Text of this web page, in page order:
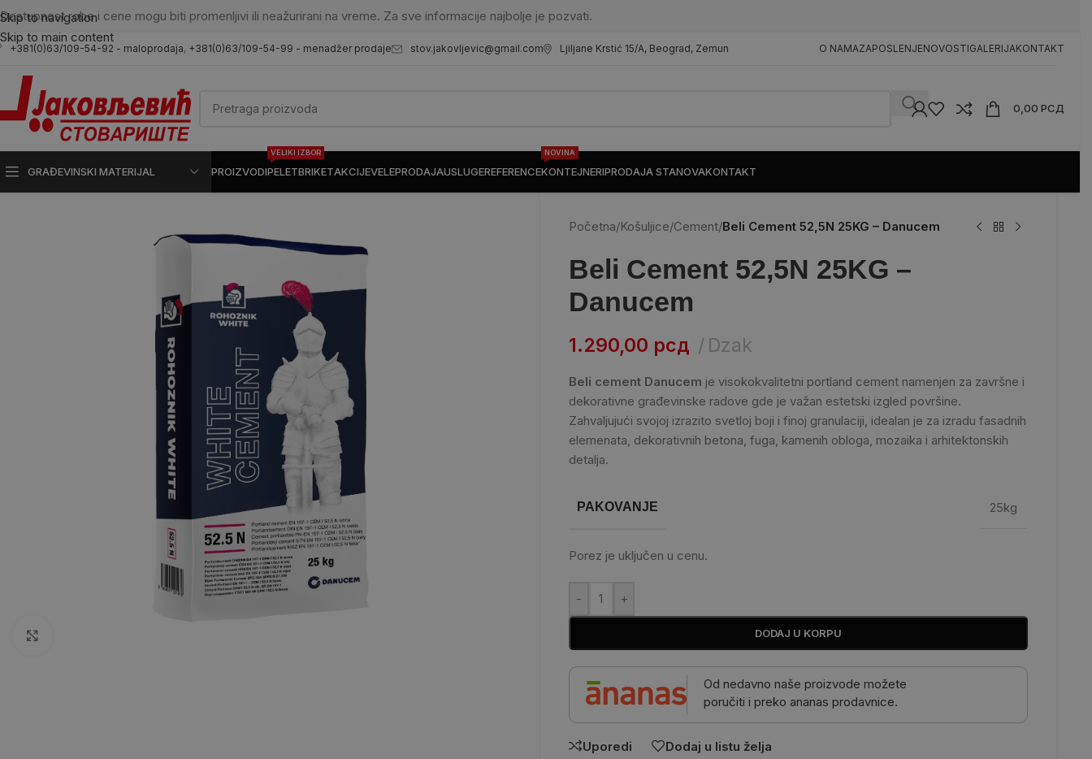
Skip to navigation
Skip to main content
Dostupnost robe i cene mogu biti promenljivi ili neažurirani na vreme. Za sve informacije najbolje je pozvati.
+381(0)63/109-54-92 - maloprodaja, +381(0)63/109-54-99 - menadžer prodaje stov.jakovljevic@gmail.com Ljiljane Krstić 15/A, Beograd, Zemun O NAMAZAPOSLENJENOVOSTIGALERIJAKONTAKT
0,00 РСД
GRAĐEVINSKI MATERIJAL PROIZVODIPELET
VELIKI IZBOR
BRIKETAKCIJEVELEPRODAJAUSLUGEREFERENCEKONTEJNERI
NOVINA
PRODAJA STANOVAKONTAKT
Početna/Košuljice/Cement/Beli Cement 52,5N 25KG – Danucem
Beli Cement 52,5N 25KG –
Danucem
1.290,00 рсд Dzak
Beli cement Danucem je visokokvalitetni portland cement namenjen za završne i
dekorativne građevinske radove gde je važan estetski izgled površine.
Zahvaljujući svojoj izrazito svetloj boji i finoj granulaciji, idealan je za izradu fasadnih
elemenata, dekorativnih betona, fuga, kamenih obloga, mozaika i arhitektonskih
detalja.
PAKOVANJE 25kg
Porez je uključen u cenu.
- +
DODAJ U KORPU
Od nedavno naše proizvode možete
poručiti i preko ananas prodavnice.
Uporedi Dodaj u listu želja